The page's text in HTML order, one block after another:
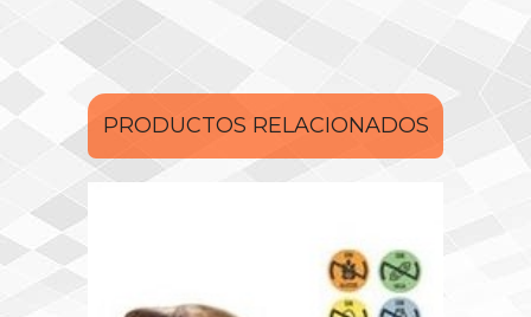
PRODUCTOS RELACIONADOS